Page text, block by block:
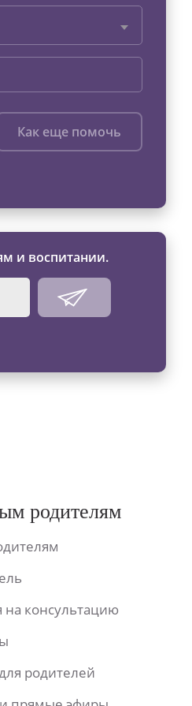
Как еще помочь
и воспитании.
родителям
на консультацию
родителей